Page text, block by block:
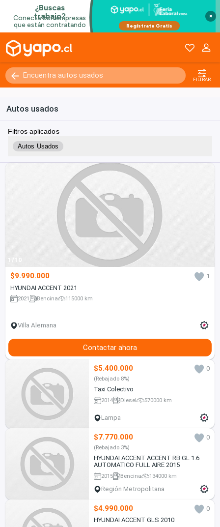
×
FILTRAR
Autos usados
Filtros aplicados
Autos Usados
1/10
$9.990.000
1
HYUNDAI ACCENT 2021
2021 Bencina 115000 km
Villa Alemana
Contactar ahora
$5.400.000 0
(Rebajado 8%)
Taxi Colectivo
2014 Diesel 570000 km
Lampa
$7.770.000 0
(Rebajado 3%)
HYUNDAI ACCENT ACCENT RB GL 1.6
AUTOMATICO FULL AIRE 2015
2015 Bencina 134000 km
Región Metropolitana
$4.990.000
0
HYUNDAI ACCENT GLS 2010